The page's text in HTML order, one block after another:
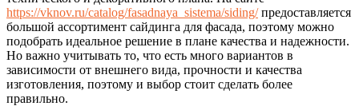
https://vknov.ru/catalog/fasadnaya_sistema/siding/предоставляется
большой ассортимент сайдинга для фасада, поэтому можно
подобрать идеальное решение в плане качества и надежности.
Но важно учитывать то, что есть много вариантов в
зависимости от внешнего вида, прочности и качества
изготовления, поэтому и выбор стоит сделать более
правильно.